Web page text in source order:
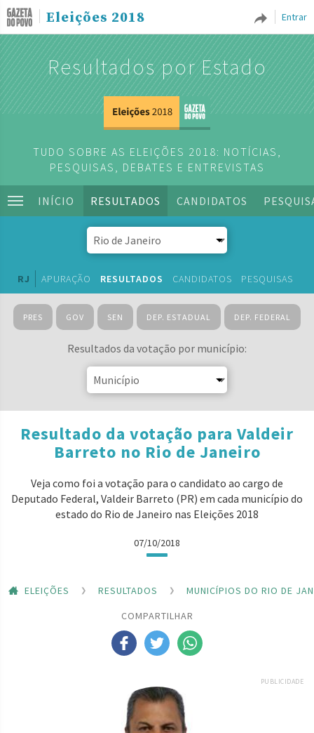
Entrar
Eleições 2018
Resultados por Estado
TUDO SOBRE AS ELEIÇÕES 2018: NOTÍCIAS,
PESQUISAS, DEBATES E ENTREVISTAS
INÍCIO RESULTADOS CANDIDATOS
RJ APURAÇÃO RESULTADOS CANDIDATOS PESQUISAS
PRES GOV SEN DEP. ESTADUAL DEP. FEDERAL
Resultados da votação por município:
Resultado da votação para Valdeir
Barreto no Rio de Janeiro
Veja como foi a votação para o candidato ao cargo de
Deputado Federal, Valdeir Barreto (PR) em cada município do
estado do Rio de Janeiro nas Eleições 2018
07/10/2018
ELEIÇÕES RESULTADOS
MUNICÍPIOS DO RIO DE
COMPARTILHAR
PUBLICIDADE